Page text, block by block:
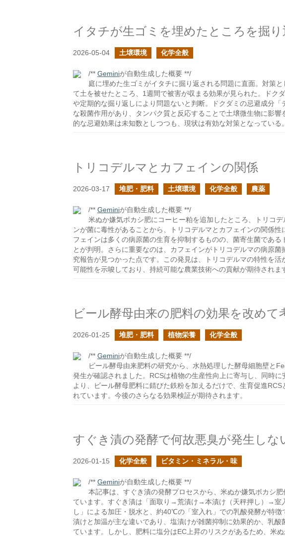
2026-05-04 土壌環境 化学全般
/** Geminiが自動生成した概要 **/
庭に埋めた生ゴミがイタチに掘り返される問題に直面。対策
て土を被せたところ、1週間で被害が収まる効果が見られた。ドク
や定期的な掘り返しにより問題ないと判断。ドクダミの忌避成分
な殺菌作用があり、タンパク質と反応することで土壌微生物に影
的な忌避効果は未知数としつつも、現状は有効な対策となっている。
トリコデルマとカフェインの関係
2026-03-17 堆肥・肥料 土壌環境 化学全般 農薬
/** Geminiが自動生成した概要 **/
米ぬか嫌気ボカシ肥にコーヒー粕を追加したところ、トリコ
ンが菌に毒性があることから、トリコデルマとカフェインの関係
フェインは多くの病原菌の生育を抑制するものの、菌寄生菌である
とが判明。さらに重要なのは、カフェインがトリコデルマの病原
究報告が見つかった点です。この発見は、トリコデルマの特性を
可能性を示唆しており、持続可能な農業技術への貢献が期待されま
ビール酵母由来の肥料の効果を改めて
2026-01-25 堆肥・肥料 植物栄養 化学全般
/** Geminiが自動生成した概要 **/
ビール酵母由来肥料の研究から、水熱処理した酵母細胞壁と
発生が確認されました。RCSは植物の生産性向上に寄与し、同時
より、ビール酵母肥料に錆びた鉄粉を加えるだけで、生育促進
れています。今後のさらなる効果検証が期待されます。
すぐき漬の発酵で何故悪臭が発生しな
2026-01-15 化学全般 ビタミン・ミネラル・味
/** Geminiが自動生成した概要 **/
本記事は、すぐき漬の発酵プロセスから、米ぬか嫌気ボカシ
ています。すぐき漬は「面取り→荒漬け→本漬け（天秤押し）→室
し」による加圧・脱水と、約40℃の「室入れ」での乳酸発酵が特
漬けと加温が主な違いであり、塩漬けが雑菌抑制に効果的か、乳
ています。しかし、肥料に塩分はEC上昇のリスクがあるため、米